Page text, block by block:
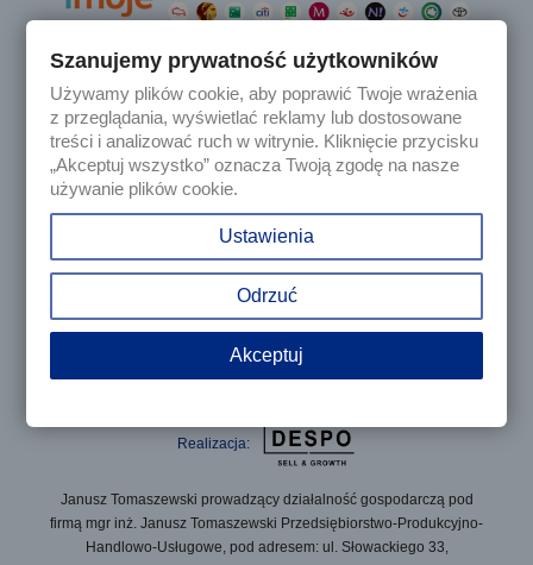
Produkty 
Nasza firma 
© 2025 - Sklep internetowy Tomczesci.pl. Wszelkie prawa
Realizacja:
Janusz Tomaszewski prowadzący działalność gospodarczą pod
firmą mgr inż. Janusz Tomaszewski Przedsiębiorstwo-Produkcyjno-
Handlowo-Usługowe, pod adresem: ul. Słowackiego 33,
Szanujemy prywatność użytkowników
Używamy plików cookie, aby poprawić Twoje wrażenia
z przeglądania, wyświetlać reklamy lub dostosowane
treści i analizować ruch w witrynie. Kliknięcie przycisku
„Akceptuj wszystko” oznacza Twoją zgodę na nasze
używanie plików cookie.
Ustawienia
Odrzuć
Akceptuj